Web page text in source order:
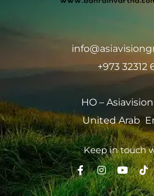
+973 32312
HO –
United Arab
Keep in touch